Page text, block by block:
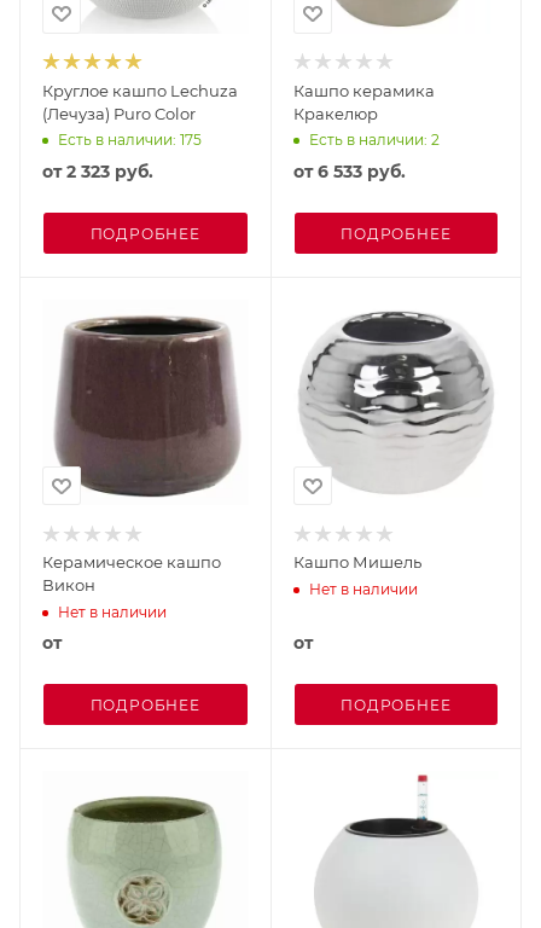
Круглое кашпо Lechuza
(Лечуза) Puro Color
Есть в наличии: 175
от2 323 руб.
ПОДРОБНЕЕ
Кашпо керамика
Кракелюр
Есть в наличии: 2
от6 533 руб.
ПОДРОБНЕЕ
Керамическое кашпо
Викон
Нет в наличии
от
ПОДРОБНЕЕ
Кашпо Мишель
Нет в наличии
от
ПОДРОБНЕЕ